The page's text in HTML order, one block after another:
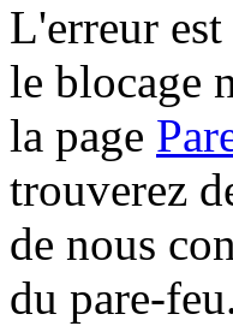
L'erreur
le blocage
la page
trouverez
de nous
du pare-